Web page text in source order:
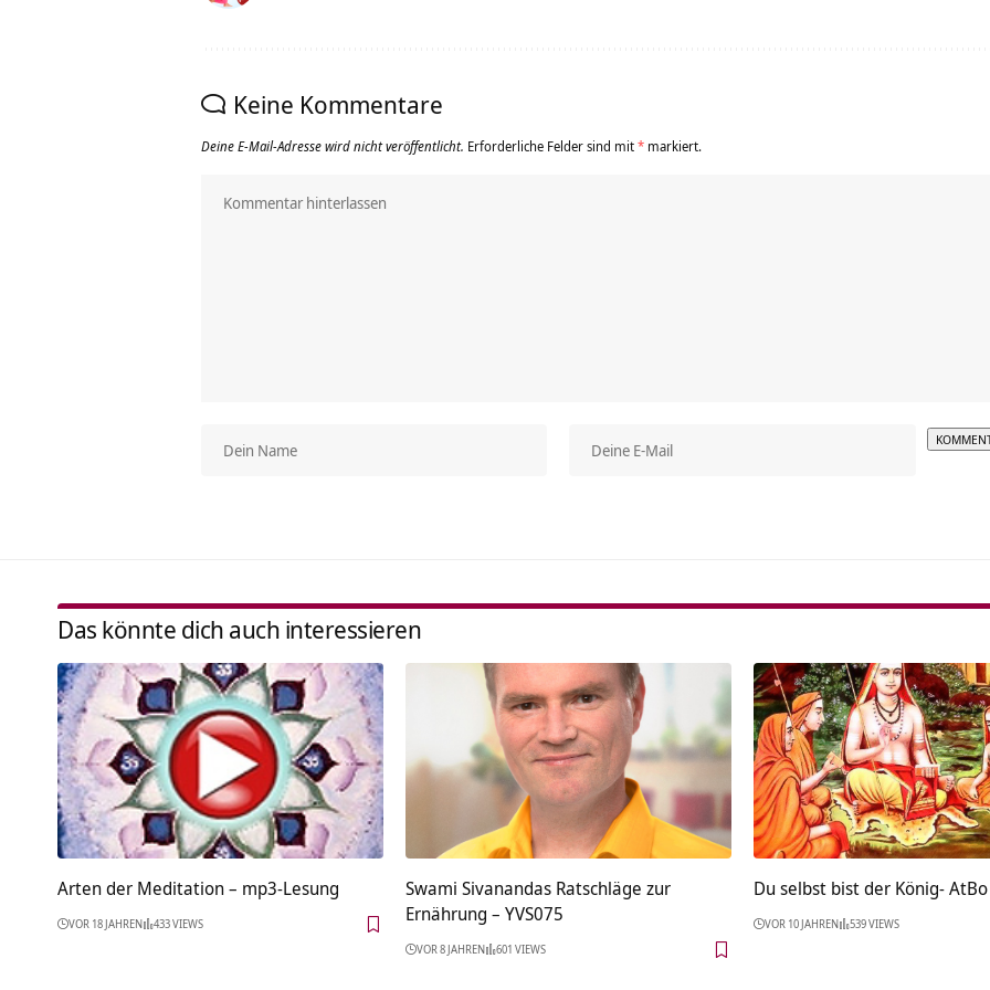
Keine Kommentare
Deine E-Mail-Adresse wird nicht veröffentlicht. Erforderliche Felder sind mit* markiert.
Das könnte dich auch interessieren
Arten der Meditation – mp3-Lesung
VOR 18 JAHREN 433 VIEWS
Swami Sivanandas Ratschläge zur
Ernährung – YVS075
VOR 8 JAHREN 601 VIEWS
Du selbst bist der König-
VOR 10 JAHREN 539 VIEWS